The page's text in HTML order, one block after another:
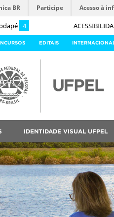
4
BR Participe Acesso à
EDITAIS
IDENTIDADE VISUAL UFPEL